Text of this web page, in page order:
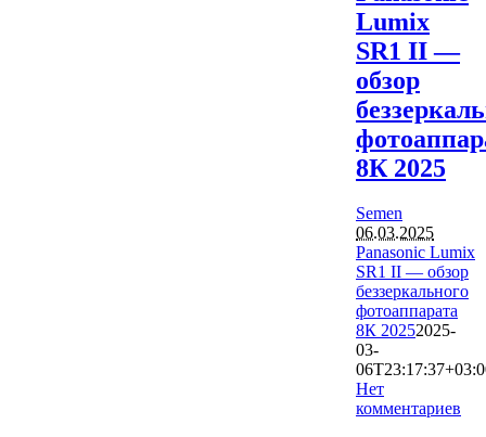
Lumix
SR1 II —
обзор
8К 2025
Semen
06.03.2025
Panasonic Lumix
SR1 II — обзор
беззеркального
фотоаппарата
8К 20252025-
03-
Нет
комментариев